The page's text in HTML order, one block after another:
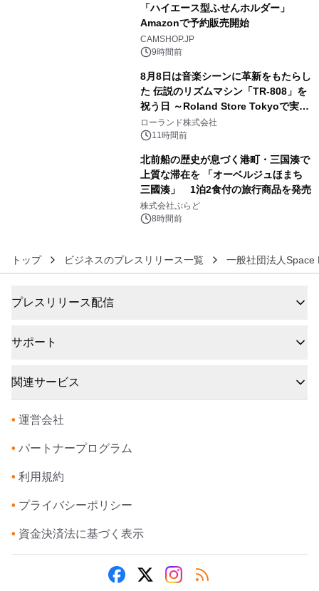
「ハイエース型ふせんホルダー」
Amazonで予約販売開始
CAMSHOP.JP
9時間前
8月8日は音楽シーンに革新をもたらし
た 伝説のリズムマシン「TR-808」を
祝う日 ～Roland Store Tokyoで実機
を展示しての 記念キャンペーンを開
催 英国ラジオ「NTS」の 特別プログ
ラムや、「TR-808」を愛する伝説的
アーティストを フィーチャーしたアニ
メーションを公開～
ローランド株式会社
11時間前
北前船の歴史が息づく港町・三国湊で
上質な滞在を 「オーベルジュほまち
三國湊」 1泊2食付の旅行商品を発売
株式会社ぷらど
8時間前
トップ ビジネスのプレスリリース一覧 一般社団法人Space
プレスリリース配信
サポート
関連サービス
• 運営会社
• パートナープログラム
• 利用規約
• プライバシーポリシー
• 資金決済法に基づく表示